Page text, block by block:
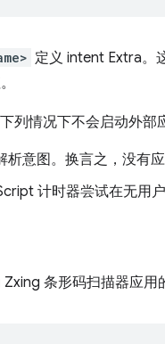
定义 intent Extra。
列情况下不会启动外部
析意图。换言之，没有
计时器尝试在无用
条形码扫描器应用